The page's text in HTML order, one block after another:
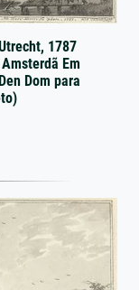
1787
Em
Dom para